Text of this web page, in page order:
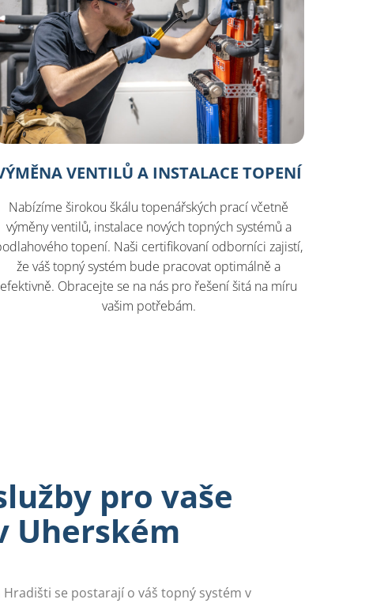
VENTILŮ A INSTALACE TOPENÍ
Nabízíme širokou škálu topenářských prací včetně
výměny ventilů, instalace nových topných systémů a
topení. Naši certifikovaní odborníci zajistí,
že váš topný systém bude pracovat optimálně a
efektivně. Obracejte se na nás pro řešení šitá na míru
vašim potřebám.
pro vaše
Uherském
se postarají o váš topný systém v